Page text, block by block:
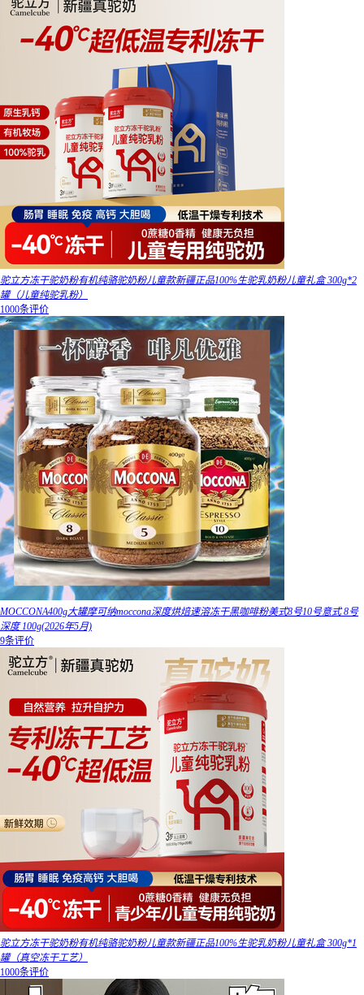
驼立方冻干驼奶粉有机纯骆驼奶粉儿童款新疆正品100%生驼乳奶粉儿童礼盒 300g*2
罐（儿童纯驼乳粉）
1000条评价
MOCCONA400g大罐摩可纳moccona深度烘焙速溶冻干黑咖啡粉美式8号10号意式 8号
深度 100g(2026年5月)
9条评价
驼立方冻干驼奶粉有机纯骆驼奶粉儿童款新疆正品100%生驼乳奶粉儿童礼盒 300g*1
罐（真空冻干工艺）
1000条评价